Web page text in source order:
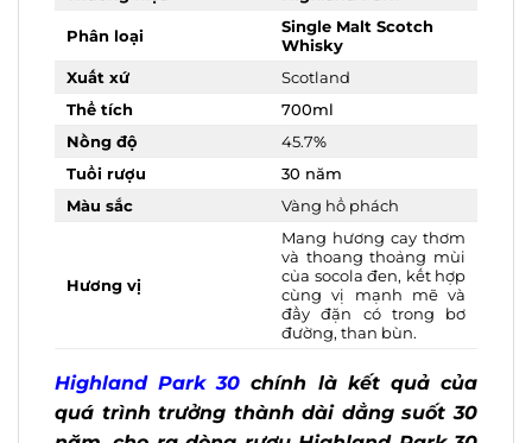
Phân loại
Single Malt Scotch
Whisky
Xuất xứ
Scotland
Thể tích
700ml
Nồng độ
45.7%
Tuổi rượu
30 năm
Màu sắc
Vàng hổ phách
Hương vị
Mang hương cay
thơm và thoang
thoảng mùi của
socola đen, kết hợp
cùng vị mạnh mẽ và
đầy đặn có trong bơ
đường, than bùn.
Highland Park 30chính là kết quả của
quá trình trưởng thành dài dẳng suốt